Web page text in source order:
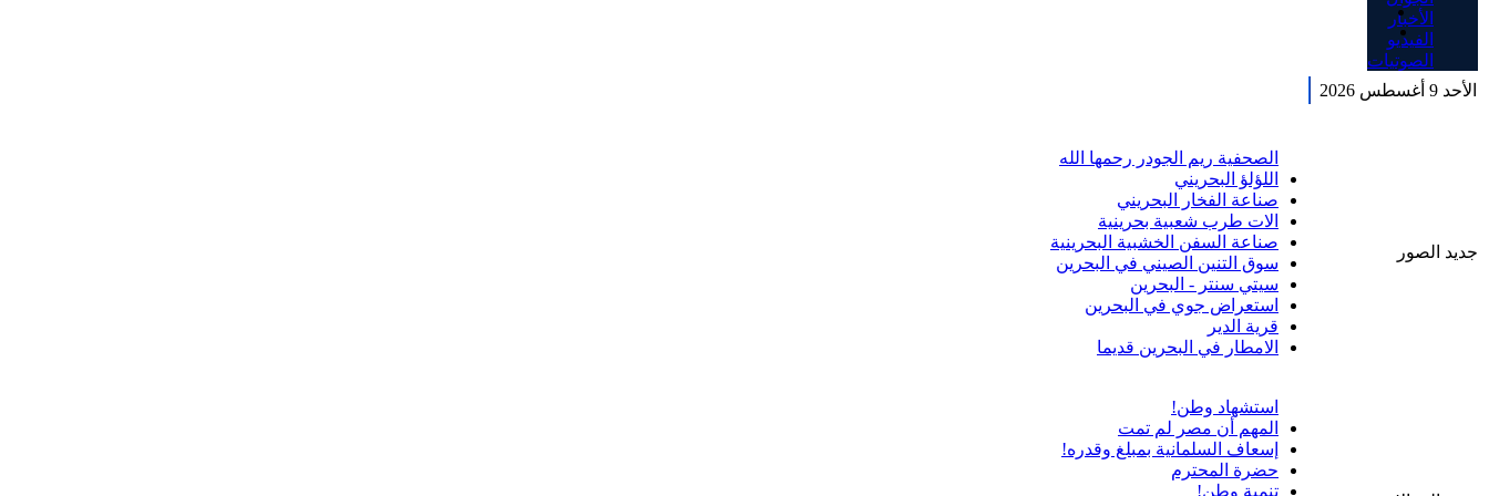
الأخبار
الفيديو
الصوتيات
الأحد 9 أغسطس 2026
جديد الصور
الصحفية ريم الجودر رحمها الله
اللؤلؤ البحريني
صناعة الفخار البحريني
الات طرب شعبية بحرينية
صناعة السفن الخشبية البحرينية
سوق التنين الصيني في البحرين
سيتي سنتر - البحرين
استعراض جوي في البحرين
قرية الدير
الامطار في البحرين قديما
استشهاد وطن!
المهم أن مصر لم تمت
إسعاف السلمانية بمبلغ وقدره!
حضرة المحترم
تنمية وطن!